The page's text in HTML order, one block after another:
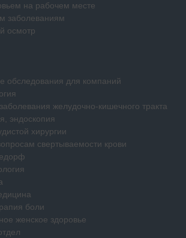
на рабочем месте
заболеваниям
осмотр
обследования для компаний
желудочно-кишечного тракта
эндоскопия
хирургии
свертываемости крови
боли
женское здоровье